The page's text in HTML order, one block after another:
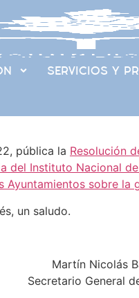
SERVICIOS Y
pública la Resolución
del Instituto Nacional
sobre la
un saludo.
Martín Nicolás
Secretario General